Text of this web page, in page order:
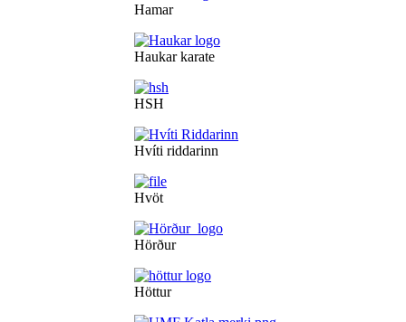
Hamar
Haukar karate
HSH
Hvíti riddarinn
Hvöt
Hörður
Höttur